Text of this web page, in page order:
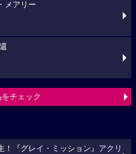
メアリー
チェック
！『グレイ・ミッション』アクリ